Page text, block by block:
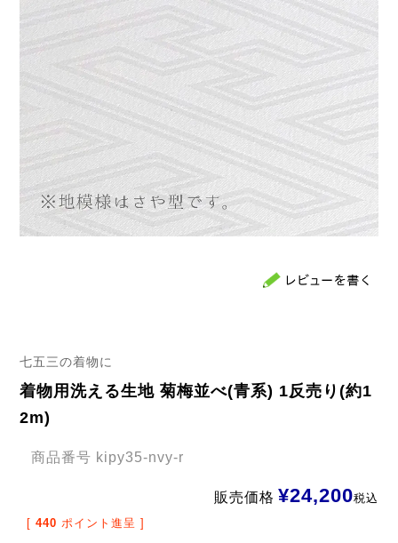
七五三の着物に
着物用洗える生地 菊梅並べ(青系) 1反売り(約1
2m)
商品番号 kipy35-nvy-r
販売価格 ¥24,200税込
[ 440 ポイント進呈 ]